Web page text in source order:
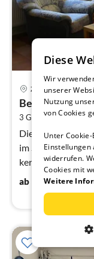
Zempin
Bernstein (1.
3 Gäste65 m22
Die Villa
im Seebad
kernsaniert
ab 70€ / Nacht
Diese
Wir
unserer
Nutzung
von Cookies
Unter
Einstellungen
widerrufen.
Cookies mit
Weitere